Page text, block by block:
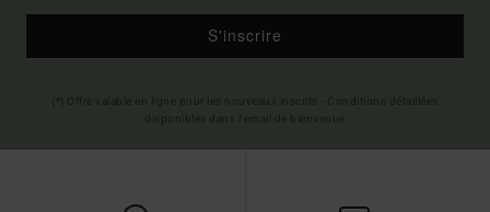
S'inscrire